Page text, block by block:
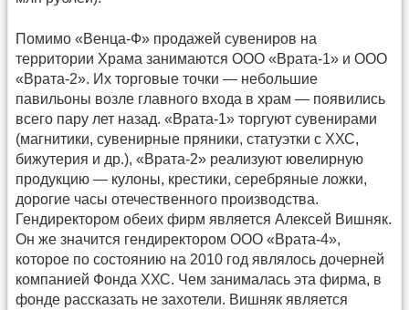
Помимо «Венца-Ф» продажей сувениров на
территории Храма занимаются ООО «Врата-1» и ООО
«Врата-2». Их торговые точки — небольшие
павильоны возле главного входа в храм — появились
всего пару лет назад. «Врата-1» торгуют сувенирами
(магнитики, сувенирные пряники, статуэтки с ХХС,
бижутерия и др.), «Врата-2» реализуют ювелирную
продукцию — кулоны, крестики, серебряные ложки,
дорогие часы отечественного производства.
Гендиректором обеих фирм является Алексей Вишняк.
Он же значится гендиректором ООО «Врата-4»,
которое по состоянию на 2010 год являлось дочерней
компанией Фонда ХХС. Чем занималась эта фирма, в
фонде рассказать не захотели. Вишняк является